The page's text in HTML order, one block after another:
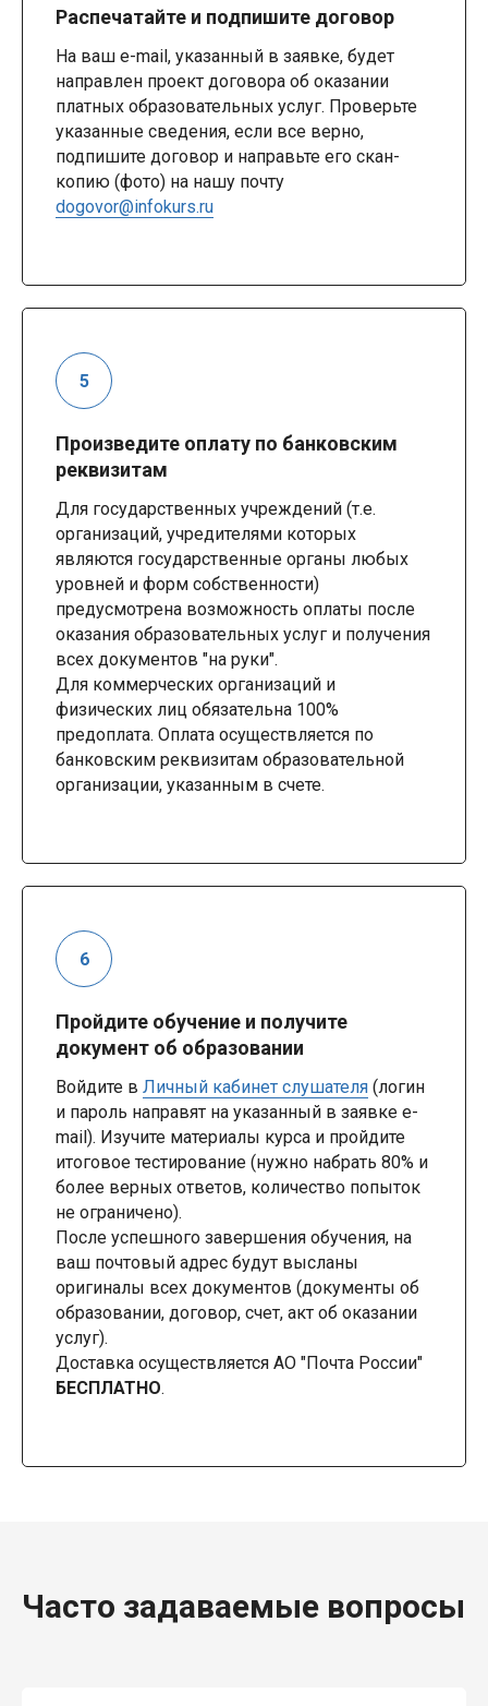
Распечатайте и подпишите договор
На ваш e-mail, указанный в заявке, будет
направлен проект договора об оказании
платных образовательных услуг. Проверьте
указанные сведения, если все верно,
подпишите договор и направьте его скан-
копию (фото) на нашу почту
dogovor@infokurs.ru
Произведите оплату по банковским
реквизитам
Для государственных учреждений (т.е.
организаций, учредителями которых
являются государственные органы любых
уровней и форм собственности)
предусмотрена возможность оплаты после
оказания образовательных услуг и получения
всех документов "на руки".
Для коммерческих организаций и
физических лиц обязательна 100%
предоплата. Оплата осуществляется по
банковским реквизитам образовательной
организации, указанным в счете.
Пройдите обучение и получите
документ об образовании
Войдите в Личный кабинет слушателя (логин
и пароль направят на указанный в заявке e-
mail). Изучите материалы курса и пройдите
итоговое тестирование (нужно набрать 80% и
более верных ответов, количество попыток
не ограничено).
После успешного завершения обучения, на
ваш почтовый адрес будут высланы
оригиналы всех документов (документы об
образовании, договор, счет, акт об оказании
услуг).
Доставка осуществляется АО "Почта России"
БЕСПЛАТНО.
Часто задаваемые вопросы